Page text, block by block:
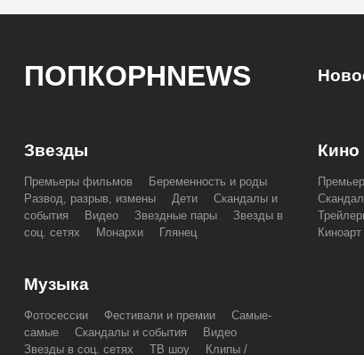
ПОПКОРНNEWS
Звезды
Премьеры фильмов
Беременность и роды
Развод, разрыв, измены
Дети
Скандалы и
события
Видео Звездные пары
Звезды в
соц. сетях
Монархи Глянец
Кино
Киноарт
Музыка
Фотосессии Фестивали и премии
Самые-
самые
Скандалы и события
Видео
Звезды в соц. сетях
ТВ шоу Клипы /